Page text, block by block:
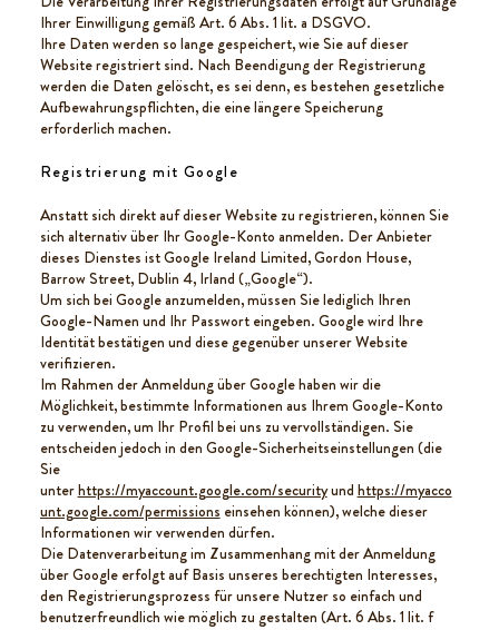
Ihrer Einwilligung gemäß Art. 6 Abs. 1 lit. a DSGVO.
Ihre Daten werden so lange gespeichert, wie Sie auf dieser
Website registriert sind. Nach Beendigung der Registrierung
werden die Daten gelöscht, es sei denn, es bestehen gesetzliche
Aufbewahrungspflichten, die eine längere Speicherung
erforderlich machen.
Registrierung mit Google
Anstatt sich direkt auf dieser Website zu registrieren, können Sie
sich alternativ über Ihr Google-Konto anmelden. Der Anbieter
dieses Dienstes ist Google Ireland Limited, Gordon House,
Barrow Street, Dublin 4, Irland („Google“).
Um sich bei Google anzumelden, müssen Sie lediglich Ihren
Google-Namen und Ihr Passwort eingeben. Google wird Ihre
Identität bestätigen und diese gegenüber unserer Website
verifizieren.
Im Rahmen der Anmeldung über Google haben wir die
Möglichkeit, bestimmte Informationen aus Ihrem Google-Konto
zu verwenden, um Ihr Profil bei uns zu vervollständigen. Sie
entscheiden jedoch in den Google-Sicherheitseinstellungen (die
Sie
unterhttps://myaccount.google.com/securityund https://myacco
unt.google.com/permissions einsehen können), welche dieser
Informationen wir verwenden dürfen.
Die Datenverarbeitung im Zusammenhang mit der Anmeldung
über Google erfolgt auf Basis unseres berechtigten Interesses,
den Registrierungsprozess für unsere Nutzer so einfach und
benutzerfreundlich wie möglich zu gestalten (Art. 6 Abs. 1 lit. f